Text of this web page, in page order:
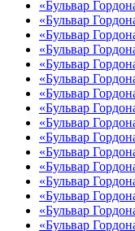
«Бульвар
«Бульвар
«Бульвар
«Бульвар
«Бульвар
«Бульвар
«Бульвар
«Бульвар
«Бульвар
«Бульвар
«Бульвар
«Бульвар
«Бульвар
«Бульвар
«Бульвар
«Бульвар